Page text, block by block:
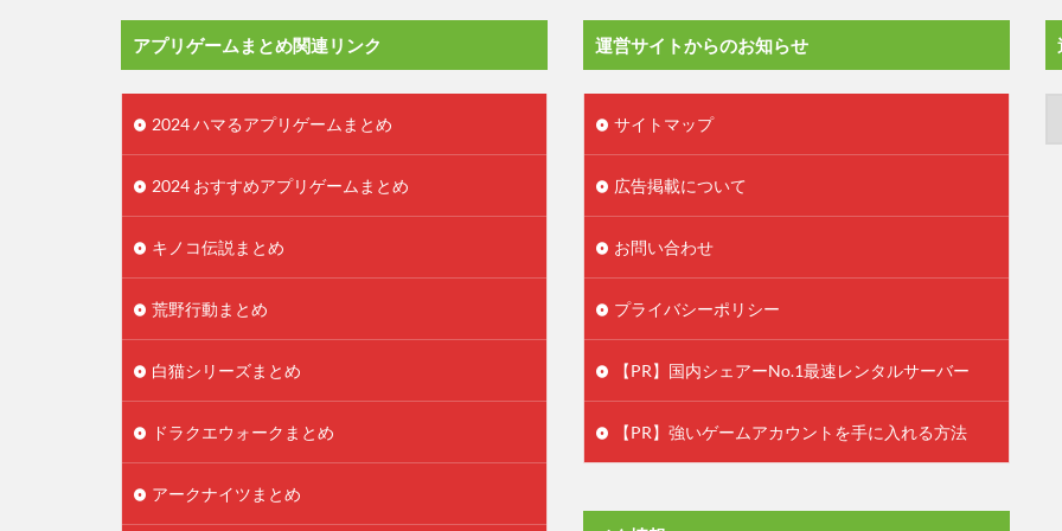
アプリゲームまとめ関連リンク
2024 ハマるアプリゲームまとめ
2024 おすすめアプリゲームまとめ
キノコ伝説まとめ
荒野行動まとめ
白猫シリーズまとめ
ドラクエウォークまとめ
アークナイツまとめ
運営サイトからのお知らせ
サイトマップ
広告掲載について
お問い合わせ
プライバシーポリシー
【PR】国内シェアーNo.1最速レンタルサーバー
【PR】強いゲームアカウントを手に入れる方法